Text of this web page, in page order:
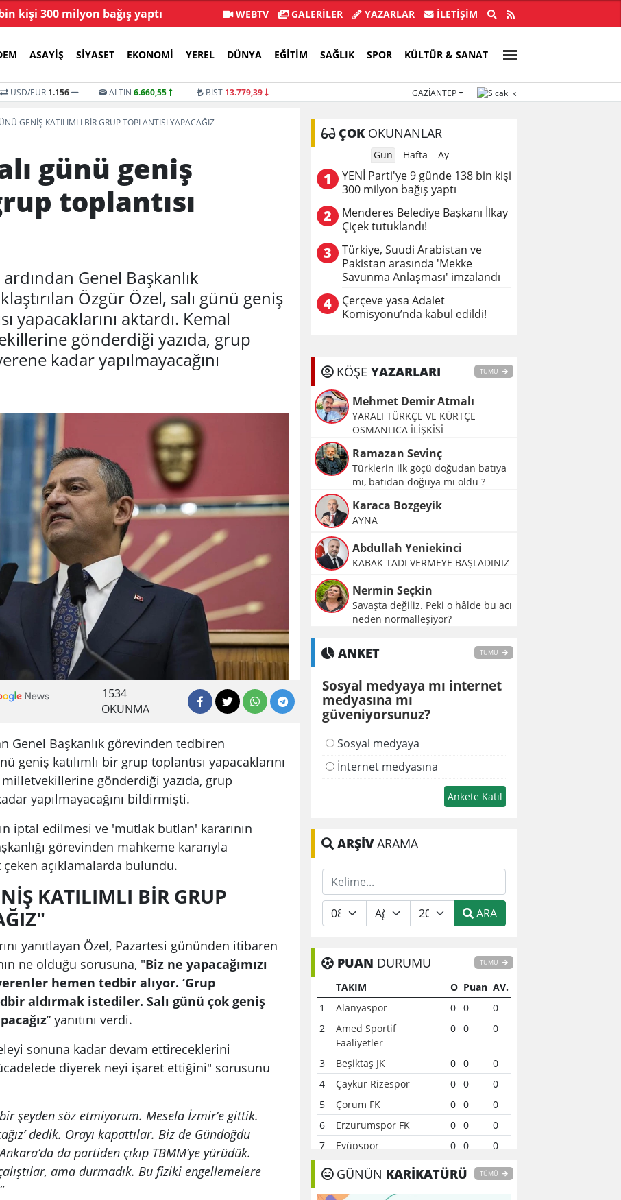
kişi 300 milyon bağış yaptı Menderes Belediye Başkanı İlkay Çiçek tutuklandı!
WEBTV GALERİLER YAZARLAR İLETIŞIM
ASAYIŞ SIYASET EKONOMI YEREL DÜNYA EĞITIM SAĞLIK SPOR KÜLTÜR & SANAT
USD/EUR 1.156 ALTIN 6.660,55 BİST 13.779,39 GAZIANTEP
GENIŞ KATILIMLI BIR GRUP TOPLANTISI YAPACAĞIZ
günü geniş
toplantısı
Genel Başkanlık
Özgür Özel, salı günü geniş
yapacaklarını aktardı. Kemal
gönderdiği yazıda, grup
kadar yapılmayacağını
1534
OKUNMA
Genel Başkanlık görevinden tedbiren
geniş katılımlı bir grup toplantısı yapacaklarını
milletvekillerine gönderdiği yazıda, grup
yapılmayacağını bildirmişti.
iptal edilmesi ve 'mutlak butlan' kararının
görevinden mahkeme kararıyla
çeken açıklamalarda bulundu.
KATILIMLI BİR GRUP
yanıtlayan Özel, Pazartesi gününden itibaren
ne olduğu sorusuna, "Biz ne yapacağımızı
hemen tedbir alıyor. ‘Grup
aldırmak istediler. Salı günü çok geniş
” yanıtını verdi.
sonuna kadar devam ettireceklerini
diyerek neyi işaret ettiğini" sorusunu
şeyden söz etmiyorum. Mesela İzmir’e gittik.
dedik. Orayı kapattılar. Biz de Gündoğdu
da partiden çıkıp TBMM’ye yürüdük.
ama durmadık. Bu fiziki engellemelere
ÇOKOKUNANLAR
Gün Hafta Ay
1
YENİ Parti'ye 9 günde 138 bin kişi
300 milyon bağış yaptı
2
Menderes Belediye Başkanı İlkay
Çiçek tutuklandı!
3
Türkiye, Suudi Arabistan ve
Pakistan arasında 'Mekke
Savunma Anlaşması' imzalandı
4
Çerçeve yasa Adalet
Komisyonu’nda kabul edildi!
KÖŞE YAZARLARI TÜMÜ
Mehmet Demir Atmalı
YARALI TÜRKÇE VE KÜRTÇE
OSMANLICA İLİŞKİSİ
Ramazan Sevinç
Türklerin ilk göçü doğudan batıya
mı, batıdan doğuya mı oldu ?
Karaca Bozgeyik
AYNA
Abdullah Yeniekinci
KABAK TADI VERMEYE BAŞLADINIZ
Nermin Seçkin
Savaşta değiliz. Peki o hâlde bu acı
neden normalleşiyor?
ANKET TÜMÜ
Sosyal medyaya mı internet
medyasına mı
güveniyorsunuz?
Sosyal medyaya
İnternet medyasına
ARŞİVARAMA
ARA
PUAN DURUMU TÜMÜ
TAKIM O Puan AV.
1
Alanyaspor 0 0
0
2
Amed Sportif
Faaliyetler
0 0 0
3 Beşiktaş JK 0 0
0
4
Çaykur Rizespor 0 0
0
5
Çorum FK 0 0
0
6
Erzurumspor FK 0 0
0
7
Eyüpspor 0 0
0
8
Fenerbahçe 0
0
GÜNÜN KARİKATÜRÜ TÜMÜ